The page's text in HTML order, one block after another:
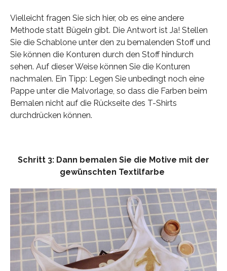
Vielleicht fragen Sie sich hier, ob es eine andere
Methode statt Bügeln gibt. Die Antwort ist Ja! Stellen
Sie die Schablone unter den zu bemalenden Stoff und
Sie können die Konturen durch den Stoff hindurch
sehen. Auf dieser Weise können Sie die Konturen
nachmalen. Ein Tipp: Legen Sie unbedingt noch eine
Pappe unter die Malvorlage, so dass die Farben beim
Bemalen nicht auf die Rückseite des T-Shirts
durchdrücken können.
Schritt 3: Dann bemalen Sie die Motive mit der
gewünschten Textilfarbe